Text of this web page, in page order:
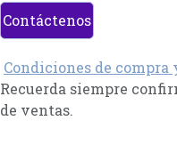
Contáctenos
Condiciones de compra
Recuerda siempre
de ventas.